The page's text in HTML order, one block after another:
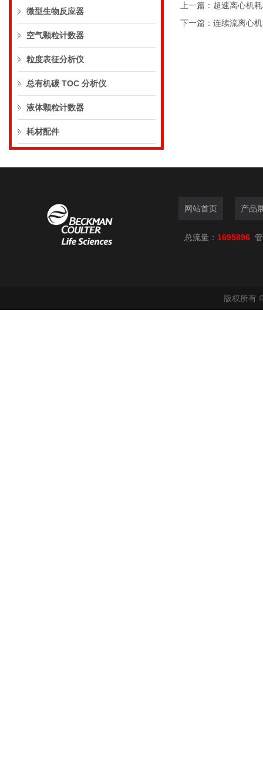
微型生物反应器
空气颗粒计数器
粒度表征分析仪
总有机碳 TOC 分析仪
液体颗粒计数器
耗材配件
上一篇： 超速离心机
下一篇： 连续流离心
网站首页 产品
总流量： 1695896
版权所有